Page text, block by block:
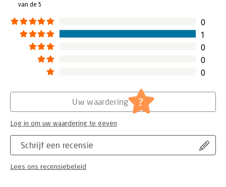
beheren de
organisatie. En
- gedoe op.
Lees verder
van de 5
0
1
0
0
0
Schrijf een recensie
Lees ons recensiebeleid
Uw waardering ?
Log in om uw waardering te geven